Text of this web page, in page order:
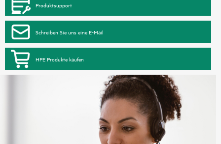
Produktsupport
Schreiben Sie uns eine E-Mail
HPE Produkte kaufen